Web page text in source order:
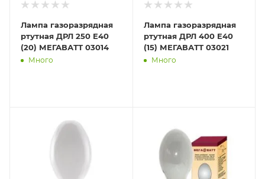
Лампа газоразрядная
ртутная ДРЛ 250 E40
(20) МЕГАВАТТ 03014
Много
Лампа газоразрядная
ртутная ДРЛ 400 E40
(15) МЕГАВАТТ 03021
Много